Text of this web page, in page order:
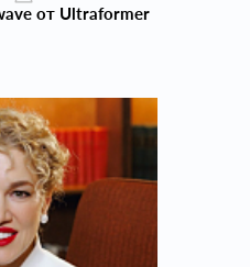
от Ultraformer